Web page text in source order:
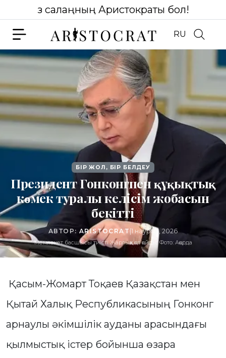
Өз салаңның Аристократы бол!
RU
БІР ЖОЛ, БІР БЕЛДЕУ
Президент Гонконгпен құқықтық
көмек туралы келісім жобасын
бекітті
АВТОР: ARISTOCRAT |1 наурыз, 2026
Мемлекет басшысы тиісті Жарлыққа қол қойды. Фото: Ақорда
Қасым-Жомарт Тоқаев Қазақстан мен
Қытай Халық Республикасының Гонконг
арнаулы әкімшілік ауданы арасындағы
қылмыстық істер бойынша өзара